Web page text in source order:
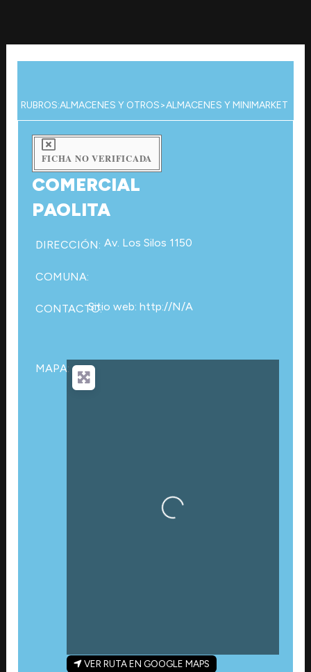
contenido
RUBROS:ALMACENES Y OTROS>ALMACENES Y MINIMARKET
FICHA NO VERIFICADA
COMERCIAL
PAOLITA
DIRECCIÓN: Av. Los Silos 1150
COMUNA:
CONTACTO:Sitio web: http://N/A
MAPA:
Cargando…
VER RUTA EN GOOGLE MAPS